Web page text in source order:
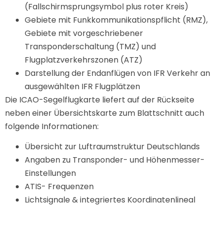
(Fallschirmsprungsymbol plus roter Kreis)
Gebiete mit Funkkommunikationspflicht (RMZ),
Gebiete mit vorgeschriebener
Transponderschaltung (TMZ) und
Flugplatzverkehrszonen (ATZ)
Darstellung der Endanflügen von IFR Verkehr an
ausgewählten IFR Flugplätzen
Die ICAO-Segelflugkarte liefert auf der Rückseite
neben einer Übersichtskarte zum Blattschnitt auch
folgende Informationen:
Übersicht zur Luftraumstruktur Deutschlands
Angaben zu Transponder- und Höhenmesser-
Einstellungen
ATIS- Frequenzen
Lichtsignale & integriertes Koordinatenlineal